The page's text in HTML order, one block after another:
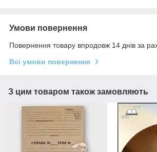
Умови повернення
Повернення товару впродовж 14 днів за
Всі умови повернення
З цим товаром також замовляють